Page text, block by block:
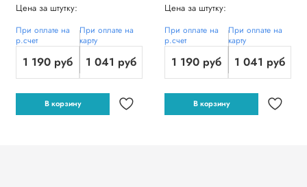
Цена за штутку:
При оплате на
р.счет
1 190 руб
При оплате на
карту
1 041 руб
В корзину
Цена за штутку:
При оплате на
р.счет
1 190 руб
При оплате на
карту
1 041 руб
В корзину